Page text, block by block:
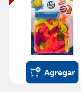
Agregar